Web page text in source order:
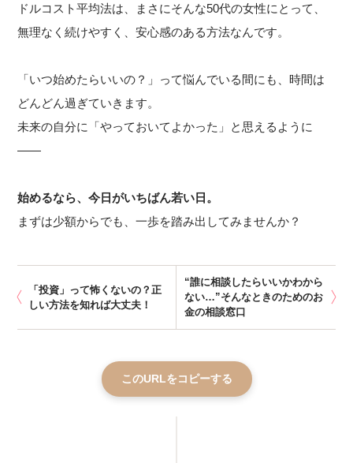
ドルコスト平均法は、まさにそんな50代の女性にとって、
無理なく続けやすく、安心感のある方法なんです。
「いつ始めたらいいの？」って悩んでいる間にも、時間は
どんどん過ぎていきます。
未来の自分に「やっておいてよかった」と思えるように
——
始めるなら、今日がいちばん若い日。
まずは少額からでも、一歩を踏み出してみませんか？
「投資」って怖くないの？正
しい方法を知れば大丈夫！
“誰に相談したらいいかわから
ない…”そんなときのためのお
金の相談窓口
このURLをコピーする